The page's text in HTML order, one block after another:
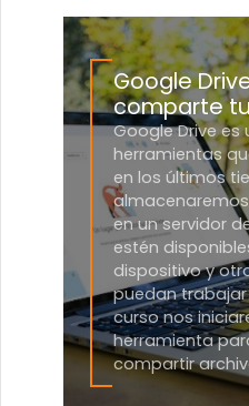
Google
comparte
Google Drive es
herramientas
en los últimos
en un servidor
estén
dispositivo y
puedan trabajar
curso nos
herramienta
compartir